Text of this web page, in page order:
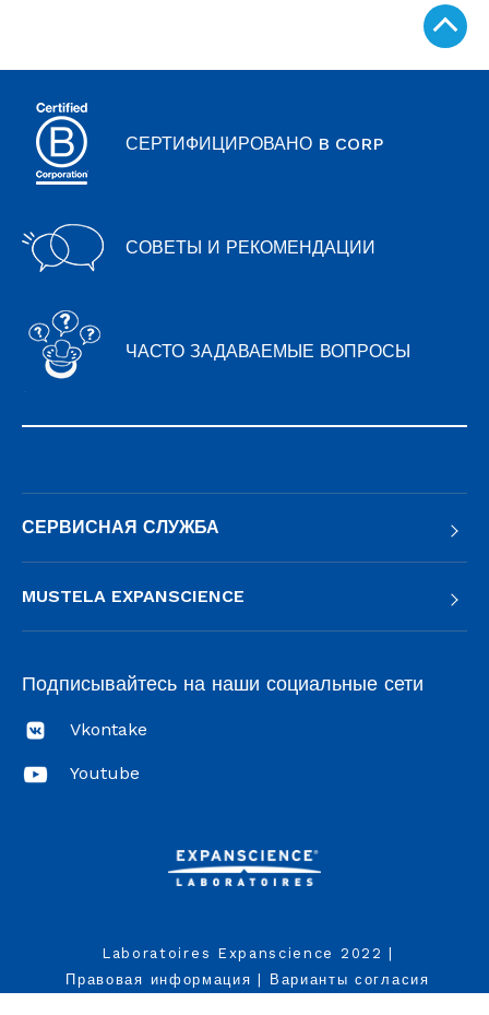
Top
of
page
СЕРТИФИЦИРОВАНО B CORP
СОВЕТЫ И РЕКОМЕНДАЦИИ
ЧАСТО ЗАДАВАЕМЫЕ ВОПРОСЫ
СЕРВИСНАЯ СЛУЖБА
MUSTELA EXPANSCIENCE
Подписывайтесь на наши социальные сети
Vkontake
Youtube
Laboratoires Expanscience 2022
Правовая информация
Варианты согласия